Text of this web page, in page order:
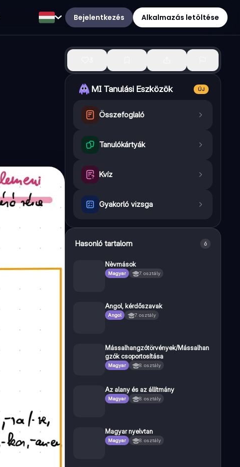
Bejelentkezés Alkalmazás letöltése
MI Tanulási Eszközök ÚJ
Összefoglaló
Tanulókártyák
Kvíz
Gyakorló vizsga
Hasonló tartalom 6
Nèvmások
Magyar 7. osztály
Angol, kérdőszavak
Angol 7. osztály
Mássalhangzótörvények/Mássalhan
gzók csoportosítása
Magyar 8. osztály
Az alany és az állítmány
Magyar 8. osztály
Magyar nyelvtan
Magyar 8. osztály